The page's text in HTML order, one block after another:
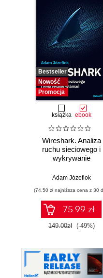
Bestseller
Nowość
Promocja
książka ebook
Wireshark. Analiza
ruchu sieciowego i
wykrywanie
Adam Józefiok
(74,50 zł najniższa cena z 30
75.99 zł
149.00zł (-49%)